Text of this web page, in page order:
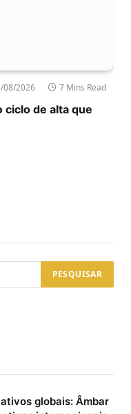
08/2026 7 Mins Read
ciclo de alta que
globais: Âmbar